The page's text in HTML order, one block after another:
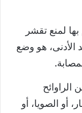
لمنع تقشر
الأدنى، هو وضع
أو الصويا، أو